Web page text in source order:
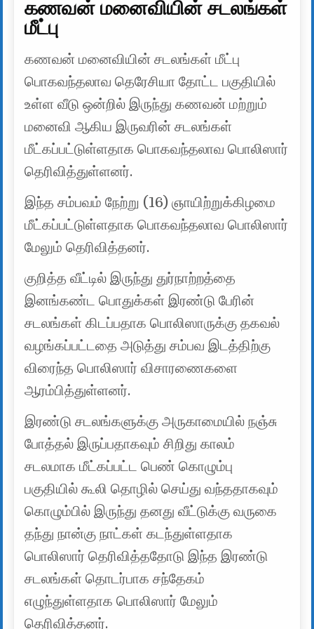
கணவன் மனைவியின் சடலங்கள்
மீட்பு
கணவன் மனைவியின் சடலங்கள் மீட்பு
பொகவந்தலாவ தெரேசியா தோட்ட பகுதியில்
உள்ள வீடு ஒன்றில் இருந்து கணவன் மற்றும்
மனைவி ஆகிய இருவரின் சடலங்கள்
மீட்கப்பட்டுள்ளதாக பொகவந்தலாவ பொலிஸார்
தெரிவித்துள்ளனர்.
இந்த சம்பவம் நேற்று (16) ஞாயிற்றுக்கிழமை
மீட்கப்பட்டுள்ளதாக பொகவந்தலாவ பொலிஸார்
மேலும் தெரிவித்தனர்.
குறித்த வீட்டில் இருந்து துர்நாற்றத்தை
இனங்கண்ட பொதுக்கள் இரண்டு பேரின்
சடலங்கள் கிடப்பதாக பொலிஸாருக்கு தகவல்
வழங்கப்பட்டதை அடுத்து சம்பவ இடத்திற்கு
விரைந்த பொலிஸார் விசாரணைகளை
ஆரம்பித்துள்ளனர்.
இரண்டு சடலங்களுக்கு அருகாமையில் நஞ்சு
போத்தல் இருப்பதாகவும் சிறிது காலம்
சடலமாக மீட்கப்பட்ட பெண் கொழும்பு
பகுதியில் கூலி தொழில் செய்து வந்ததாகவும்
கொழும்பில் இருந்து தனது வீட்டுக்கு வருகை
தந்து நான்கு நாட்கள் கடந்துள்ளதாக
பொலிஸார் தெரிவித்ததோடு இந்த இரண்டு
சடலங்கள் தொடர்பாக சந்தேகம்
எழுந்துள்ளதாக பொலிஸார் மேலும்
தெரிவித்தனர்.